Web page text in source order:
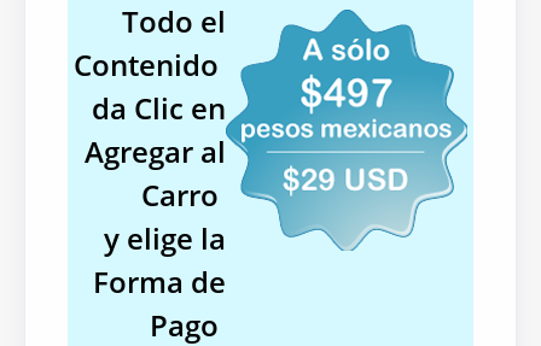
Todo el
Contenido
da Clic en
Agregar al
Carro
y elige la
Forma de
Pago